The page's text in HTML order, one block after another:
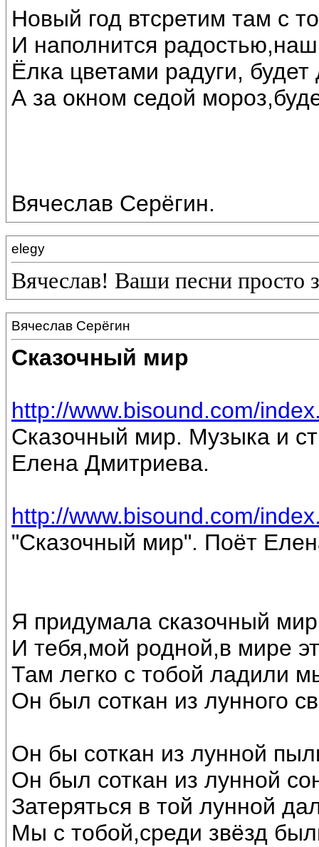
Новый год втсретим там с
И наполнится
Ёлка цветами радуги,
А за окном седой
Вячеслав Серёгин.
elegy
Вячеслав! Ваши песни просто
Вячеслав Серёгин
Сказочный мир
http://www.bisound.com/
Сказочный мир. Музыка и
Елена Дмитриева.
http://www.bisound.com/
"Сказочный мир". Поёт
Я придумала сказочный
И тебя,мой родной,в мире
Там легко с тобой ладили
Он был соткан из лунного
Он бы соткан из лунной
Он был соткан из лунной
Затеряться в той лунной
Мы с тобой,среди звёзд